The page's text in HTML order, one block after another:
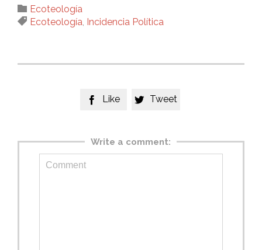
 Category
Ecoteología
 Tags
Ecoteología, Incidencia Política
 Like  Tweet
Write a comment: